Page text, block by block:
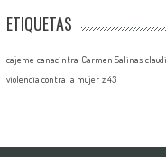
ETIQUETAS
cajeme canacintra Carmen Salinas
violencia contra la mujer z 43